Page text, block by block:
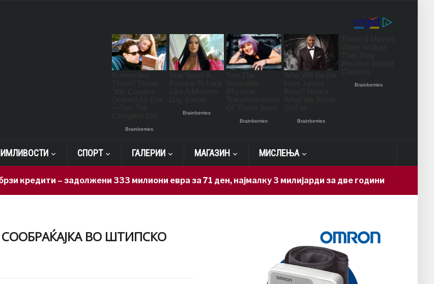
СПОРТ ГАЛЕРИИ МАГАЗИН МИСЛЕЊА
– задолжени 333 милиони евра за 71 ден, најмалку 3 милијарди за две години 8 hours ago
ВО ШТИПСКО